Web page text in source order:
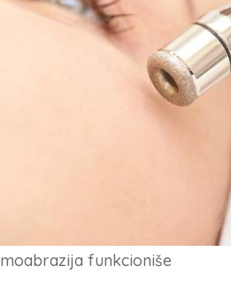
funkcioniše